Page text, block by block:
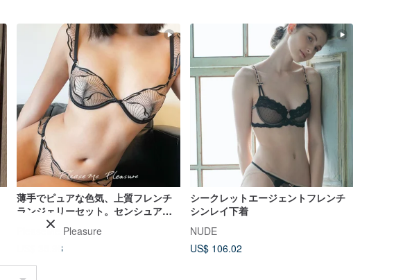
薄手でピュアな色気、上質フレンチ
ランジェリーセット。センシュアル
な装いを叶える、洗練されたブラジ
PleaseMe Pleasure
US$ 35.98
シークレットエージェントフレンチ
シンレイ下着
NUDE
US$ 106.02